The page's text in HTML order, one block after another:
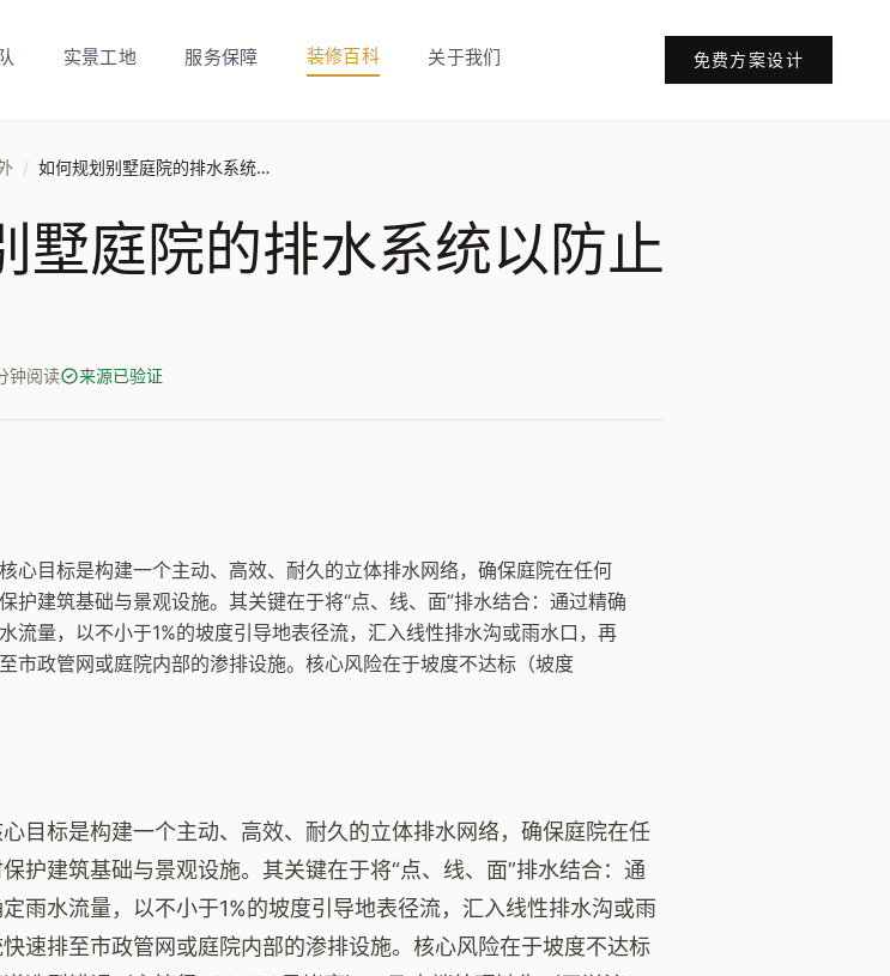
实景工地 服务保障 装修百科 关于我们 免费方案设计
/ 如何规划别墅庭院的排水系统以防止积水
墅庭院的排水系统以防止
钟阅读 来源已验证
心目标是构建一个主动、高效、耐久的立体排水网络，确保庭院在任何
护建筑基础与景观设施。其关键在于将“点、线、面”排水结合：通过精确
流量，以不小于1%的坡度引导地表径流，汇入线性排水沟或雨水口，再
市政管网或庭院内部的渗排设施。核心风险在于坡度不达标（坡度
目标是构建一个主动、高效、耐久的立体排水网络，确保庭院在任
护建筑基础与景观设施。其关键在于将“点、线、面”排水结合：通
雨水流量，以不小于1%的坡度引导地表径流，汇入线性排水沟或雨
速排至市政管网或庭院内部的渗排设施。核心风险在于坡度不达标